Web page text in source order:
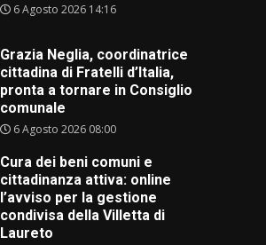
6 Agosto 2026 14:16
Grazia Neglia, coordinatrice
cittadina di Fratelli d’Italia,
pronta a tornare in Consiglio
comunale
6 Agosto 2026 08:00
Cura dei beni comuni e
cittadinanza attiva: online
l’avviso per la gestione
condivisa della Villetta di
Laureto